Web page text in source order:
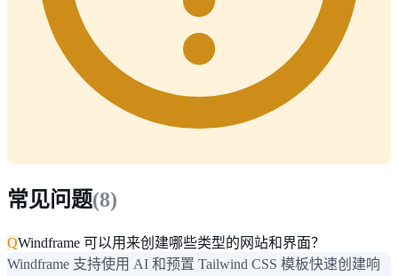
常见问题(8)
QWindframe 可以用来创建哪些类型的网站和界面？
Windframe 支持使用 AI 和预置 Tailwind CSS 模板快速创建响